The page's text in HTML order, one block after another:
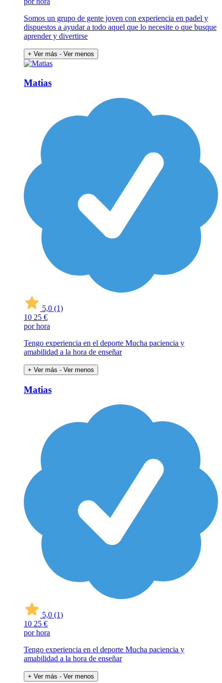
Somos un grupo de gente joven con experiencia en padel y
dispuestos a ayudar a todo aquel que lo necesite o que busque
aprender y divertirse
+ Ver más - Ver menos
Matias
5,0 (1)
10 25 €
por hora
Tengo experiencia en el deporte Mucha paciencia y
amabilidad a la hora de enseñar
+ Ver más - Ver menos
Matias
5,0 (1)
10 25 €
por hora
Tengo experiencia en el deporte Mucha paciencia y
amabilidad a la hora de enseñar
+ Ver más - Ver menos